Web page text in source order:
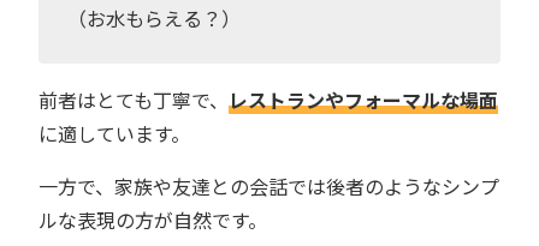
（お水もらえる？）
前者はとても丁寧で、 レストランやフォーマルな場面
に適しています。
一方で、家族や友達との会話では後者のようなシンプ
ルな表現の方が自然です。